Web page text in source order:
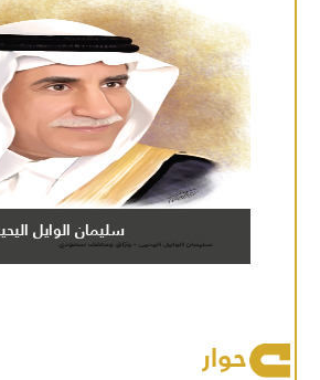
سليمان الوايل
حوار